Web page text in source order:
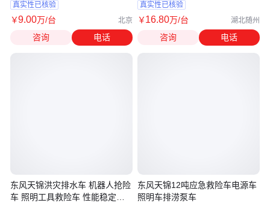
真实性已核验
￥9.00万/台 北京
咨询 电话
东风天锦洪灾排水车 机器人抢险
车 照明工具救险车 性能稳定全
真实性已核验
￥16.80万/台 湖北随州
咨询 电话
东风天锦12吨应急救险车电源车
照明车排涝泵车